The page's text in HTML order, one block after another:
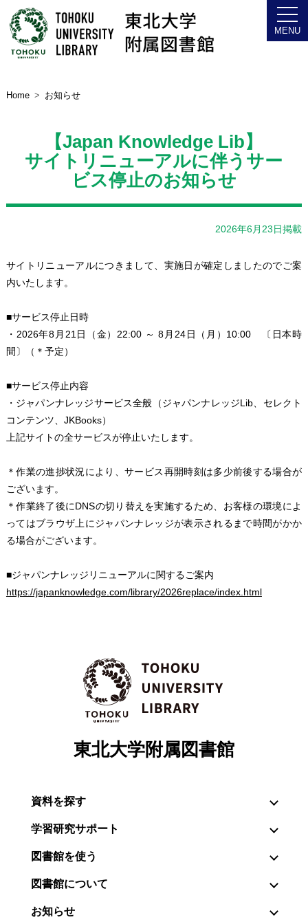
Home お知らせ
【Japan Knowledge Lib】
サイトリニューアルに伴うサー
ビス停止のお知らせ
2026年6月23日掲載
サイトリニューアルにつきまして、実施日が確定しましたのでご案
内いたします。
■サービス停止日時
・2026年8月21日（金）22:00 ～ 8月24日（月）10:00 〔日本時
間〕（＊予定）
■サービス停止内容
・ジャパンナレッジサービス全般（ジャパンナレッジLib、セレクト
コンテンツ、JKBooks）
上記サイトの全サービスが停止いたします。
＊作業の進捗状況により、サービス再開時刻は多少前後する場合が
ございます。
＊作業終了後にDNSの切り替えを実施するため、お客様の環境によ
ってはブラウザ上にジャパンナレッジが表示されるまで時間がかか
る場合がございます。
■ジャパンナレッジリニューアルに関するご案内
https://japanknowledge.com/library/2026replace/index.html
東北大学附属図書館
資料を探す
学習研究サポート
図書館を使う
図書館について
お知らせ